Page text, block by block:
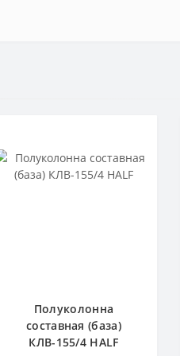
Полуколонна
составная (база)
КЛВ-155/4 HALF